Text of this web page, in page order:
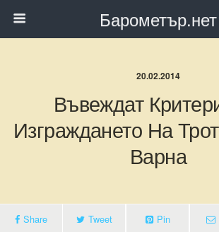
Барометър.нет
20.02.2014
Въвеждат
Изграждането На
Варна
Share Tweet Pin